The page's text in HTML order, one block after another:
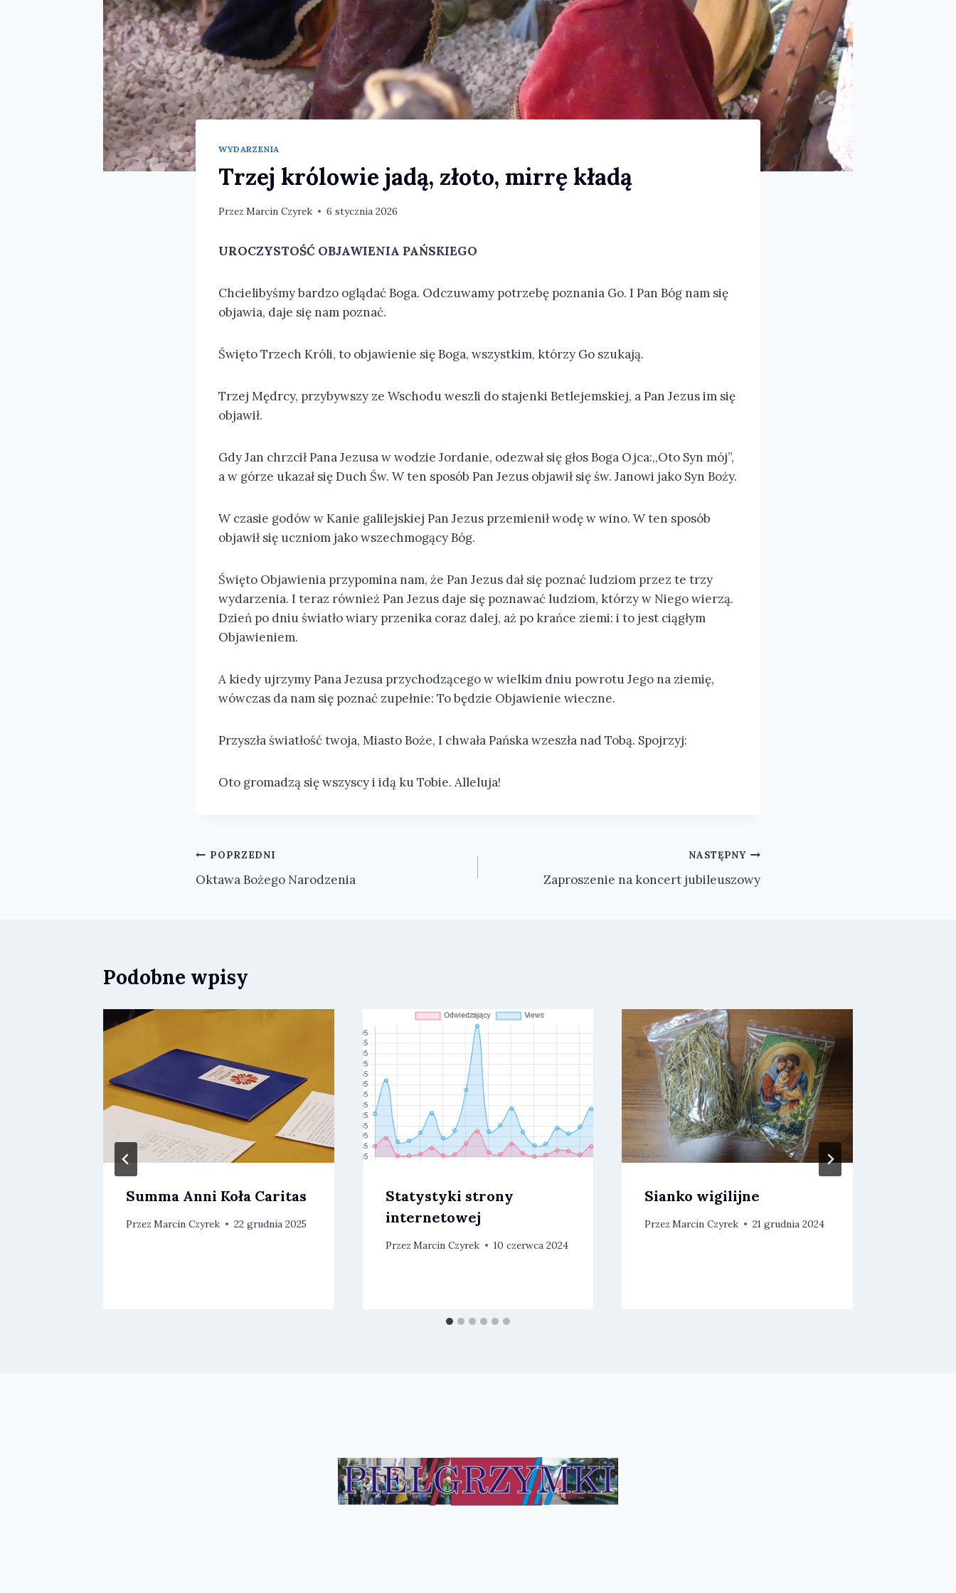
WYDARZENIA
Trzej królowie jadą, złoto, mirrę kładą
Przez Marcin Czyrek 6 stycznia 2026
UROCZYSTOŚĆ OBJAWIENIA PAŃSKIEGO
Chcielibyśmy bardzo oglądać Boga. Odczuwamy potrzebę poznania Go. I Pan Bóg nam się
objawia, daje się nam poznać.
Święto Trzech Króli, to objawienie się Boga, wszystkim, którzy Go szukają.
Trzej Mędrcy, przybywszy ze Wschodu weszli do stajenki Betlejemskiej, a Pan Jezus im się
objawił.
Gdy Jan chrzcił Pana Jezusa w wodzie Jordanie, odezwał się głos Boga Ojca:,,Oto Syn mój”,
a w górze ukazał się Duch Św. W ten sposób Pan Jezus objawił się św. Janowi jako Syn Boży.
W czasie godów w Kanie galilejskiej Pan Jezus przemienił wodę w wino. W ten sposób
objawił się uczniom jako wszechmogący Bóg.
Święto Objawienia przypomina nam, że Pan Jezus dał się poznać ludziom przez te trzy
wydarzenia. I teraz również Pan Jezus daje się poznawać ludziom, którzy w Niego wierzą.
Dzień po dniu światło wiary przenika coraz dalej, aż po krańce ziemi: i to jest ciągłym
Objawieniem.
A kiedy ujrzymy Pana Jezusa przychodzącego w wielkim dniu powrotu Jego na ziemię,
wówczas da nam się poznać zupełnie: To będzie Objawienie wieczne.
Przyszła światłość twoja, Miasto Boże, I chwała Pańska wzeszła nad Tobą. Spojrzyj:
Oto gromadzą się wszyscy i idą ku Tobie. Alleluja!
Nawigacja
wpisu
POPRZEDNI
Oktawa Bożego Narodzenia
NASTĘPNY
Zaproszenie na koncert jubileuszowy
Podobne wpisy
Summa Anni Koła Caritas
Przez Marcin Czyrek 22 grudnia 2025
Statystyki strony
internetowej
Przez Marcin Czyrek 10 czerwca 2024
Sianko wigilijne
Przez Marcin Czyrek 21 grudnia 2024